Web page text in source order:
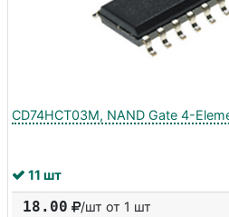
CD74HCT03M, NAND Gate 4-
11 шт
18.00 /шт от 1 шт